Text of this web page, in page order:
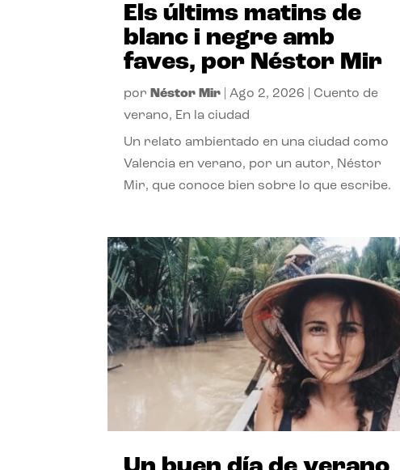
Els últims matins de
blanc i negre amb
faves, por Néstor Mir
por Néstor Mir |Ago 2, 2026 |Cuento de
verano, En la ciudad
Un relato ambientado en una ciudad como
Valencia en verano, por un autor, Néstor
Mir, que conoce bien sobre lo que escribe.